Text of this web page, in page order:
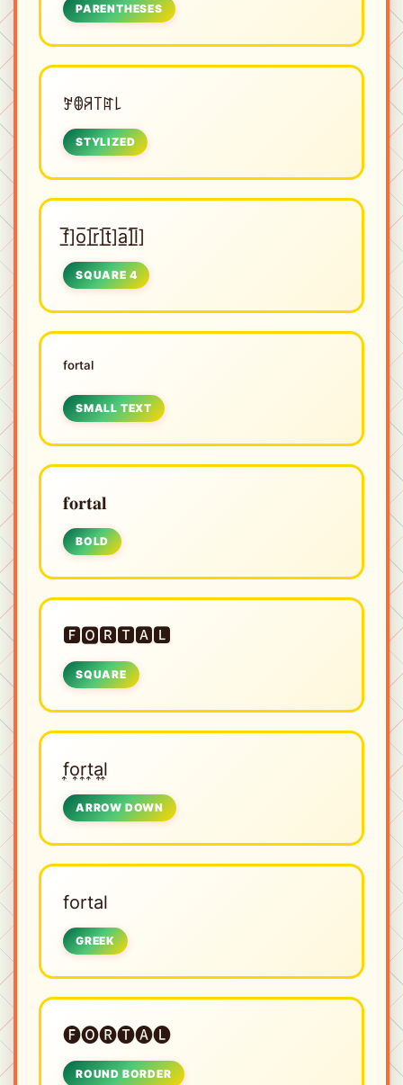
PARENTHESES
ꎇꂦꋪ꓄ꍏ꒒
STYLIZED
f̲̅]o̲̅]r̲̅]t̲̅]a̲̅]l̲̅]
SQUARE 4
ᶠᵒʳᵗᵃˡ
SMALL TEXT
𝐟𝐨𝐫𝐭𝐚𝐥
BOLD
🅵🅾🆁🆃🅰🅻
SQUARE
f͎o͎r͎t͎a͎l͎
ARROW DOWN
fortal
GREEK
🅕🅞🅡🅣🅐🅛
ROUND BORDER